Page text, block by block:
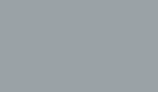
die bestimmten
der